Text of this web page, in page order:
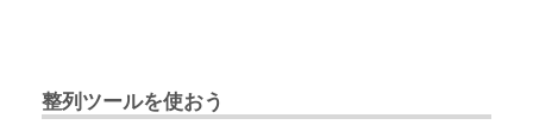
整列ツールを使おう